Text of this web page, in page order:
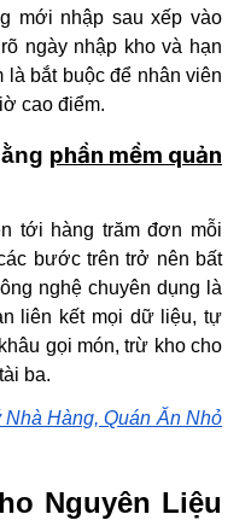
mới nhập sau xếp vào
ngày nhập kho và hạn
bắt buộc để nhân viên
cao điểm.
phần mềm quản
tới hàng trăm đơn mỗi
bước trên trở nên bất
nghệ chuyên dụng là
liên kết mọi dữ liệu, tự
gọi món, trừ kho cho
ba.
Hàng, Quán Ăn Nhỏ
Nguyên Liệu